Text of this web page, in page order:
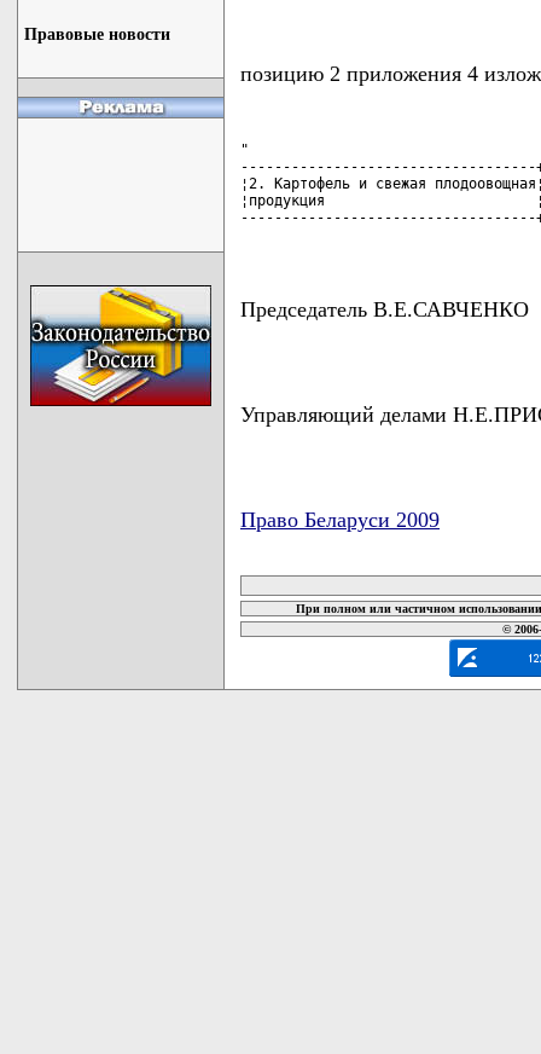
Правовые новости
позицию 2 приложения 4
"
-----------------------------------
¦2. Картофель и свежая
¦продукция
-----------------------------------
Председатель В.Е.САВЧЕНКО
Управляющий делами
Право Беларуси 2009
При полном или частичном
©